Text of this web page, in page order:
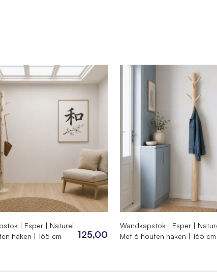
gemonteerd
Ontschorst, Onbehandeld
| Esper | Naturel
haken | 165 cm
125,00
Wandkapstok | Esper |
Met 6 houten haken | 165 cm